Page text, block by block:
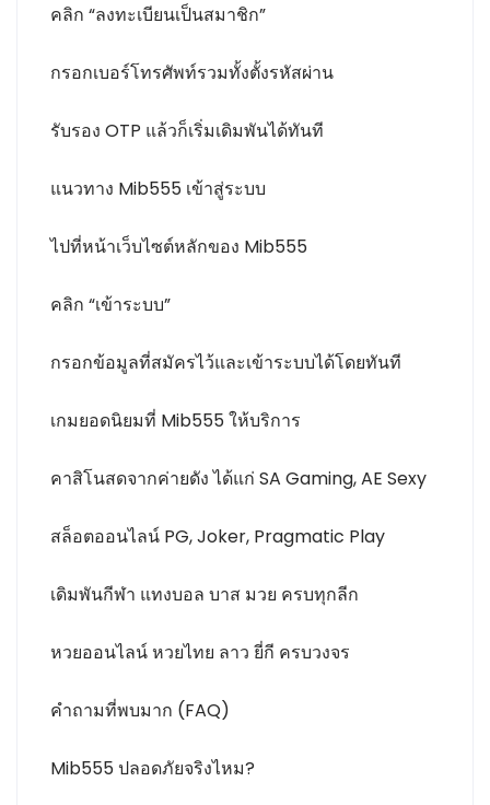
คลิก “ลงทะเบียนเป็นสมาชิก”
กรอกเบอร์โทรศัพท์รวมทั้งตั้งรหัสผ่าน
รับรอง OTP แล้วก็เริ่มเดิมพันได้ทันที
แนวทาง Mib555 เข้าสู่ระบบ
ไปที่หน้าเว็บไซต์หลักของ Mib555
คลิก “เข้าระบบ”
กรอกข้อมูลที่สมัครไว้และเข้าระบบได้โดยทันที
เกมยอดนิยมที่ Mib555 ให้บริการ
คาสิโนสดจากค่ายดัง ได้แก่ SA Gaming, AE Sexy
สล็อตออนไลน์ PG, Joker, Pragmatic Play
เดิมพันกีฬา แทงบอล บาส มวย ครบทุกลีก
หวยออนไลน์ หวยไทย ลาว ยี่กี ครบวงจร
คำถามที่พบมาก (FAQ)
Mib555 ปลอดภัยจริงไหม?